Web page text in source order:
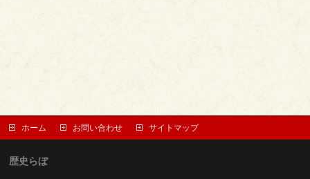
ホーム お問い合わせ サイトマップ
歴史らぼ